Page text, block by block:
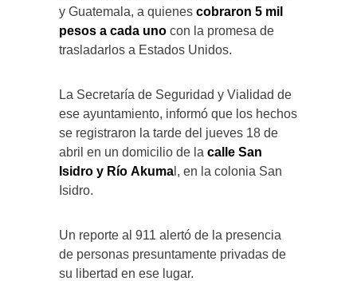
y Guatemala, a quienes cobraron 5 mil
pesos a cada uno con la promesa de
trasladarlos a Estados Unidos.
La Secretaría de Seguridad y Vialidad de
ese ayuntamiento, informó que los hechos
se registraron la tarde del jueves 18 de
abril en un domicilio de la calle San
Isidro y Río Akuma l, en la colonia San
Isidro.
Un reporte al 911 alertó de la presencia
de personas presuntamente privadas de
su libertad en ese lugar.